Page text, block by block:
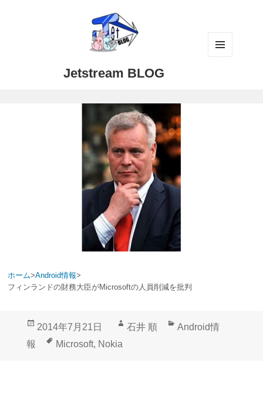
Jetstream BLOG
ホーム>Android情報>
フィンランドの財務大臣がMicrosoftの人員削減を批判
投
2014年7月21日
作
石井 順
カ
Android情
報
タ
Microsoft, Nokia